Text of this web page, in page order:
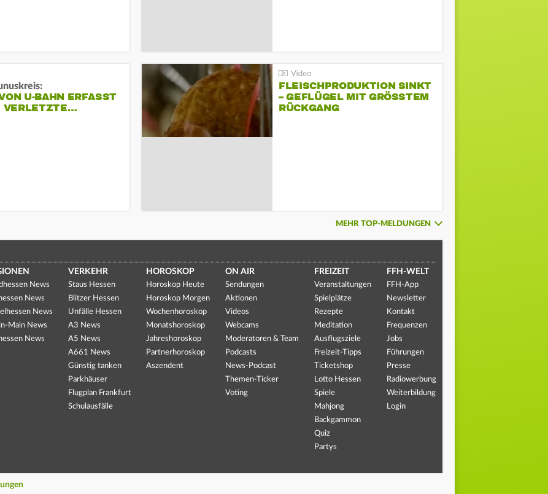
U-BAHN ERFASST
VERLETZTE…
FLEISCHPRODUKTION SINKT
– GEFLÜGEL MIT GRÖSSTEM R
ÜCKGANG
MEHR TOP-MELDUNGEN
News
News
News
Main News
News
VERKEHR
Staus Hessen
Blitzer Hessen
Unfälle Hessen
A3 News
A5 News
A661 News
Günstig tanken
Parkhäuser
Flugplan Frankfurt
Schulausfälle
HOROSKOP
Horoskop Heute
Horoskop Morgen
Wochenhoroskop
Monatshoroskop
Jahreshoroskop
Partnerhoroskop
Aszendent
ON AIR
Sendungen
Aktionen
Videos
Webcams
Moderatoren & Team
Podcasts
News-Podcast
Themen-Ticker
Voting
FREIZEIT
Veranstaltungen
Spielplätze
Rezepte
Meditation
Ausflugsziele
Freizeit-Tipps
Ticketshop
Lotto Hessen
Spiele
Mahjong
Backgammon
Quiz
Partys
FFH-WELT
FFH-App
Newsletter
Kontakt
Frequenzen
Jobs
Führungen
Presse
Radiowerbung
Weiterbildung
Login